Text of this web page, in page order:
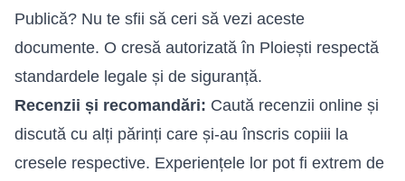
Publică? Nu te sfii să ceri să vezi aceste
documente. O cresă autorizată în Ploiești respectă
standardele legale și de siguranță.
Recenzii și recomandări: Caută recenzii online și
discută cu alți părinți care și-au înscris copiii la
cresele respective. Experiențele lor pot fi extrem de